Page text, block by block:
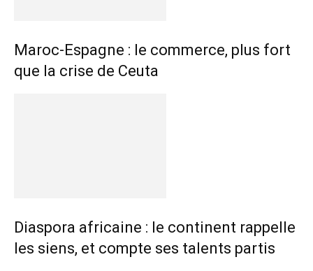
Maroc-Espagne : le commerce, plus fort
que la crise de Ceuta
Diaspora africaine : le continent rappelle
les siens, et compte ses talents partis